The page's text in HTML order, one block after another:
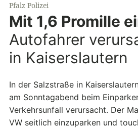
Pfalz Polizei
Mit 1,6 Promille
Autofahrer
in Kaiserslautern
In der Salzstraße in
am Sonntagabend beim
Verkehrsunfall verursacht. Der
VW seitlich einzuparken und